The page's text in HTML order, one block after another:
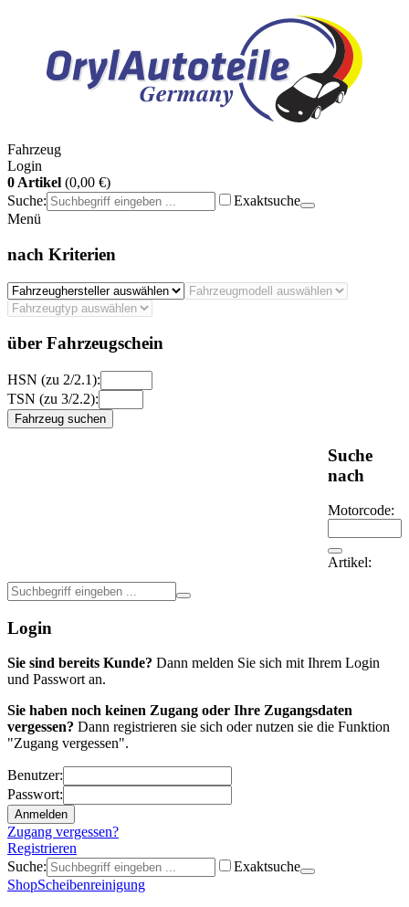
Fahrzeug
Login
0 Artikel (0,00 €)
Suche:
Exaktsuche
Menü
nach Kriterien
über Fahrzeugschein
HSN (zu 2/2.1):
TSN (zu 3/2.2):
Fahrzeug suchen
Suche
nach
Motorcode:
Artikel:
Login
Sie sind bereits Kunde? Dann melden Sie sich mit Ihrem Login
und Passwort an.
Sie haben noch keinen Zugang oder Ihre Zugangsdaten
vergessen? Dann registrieren sie sich oder nutzen sie die Funktion
"Zugang vergessen".
Benutzer:
Passwort:
Zugang vergessen?
Registrieren
Suche:
Exaktsuche
ShopScheibenreinigung